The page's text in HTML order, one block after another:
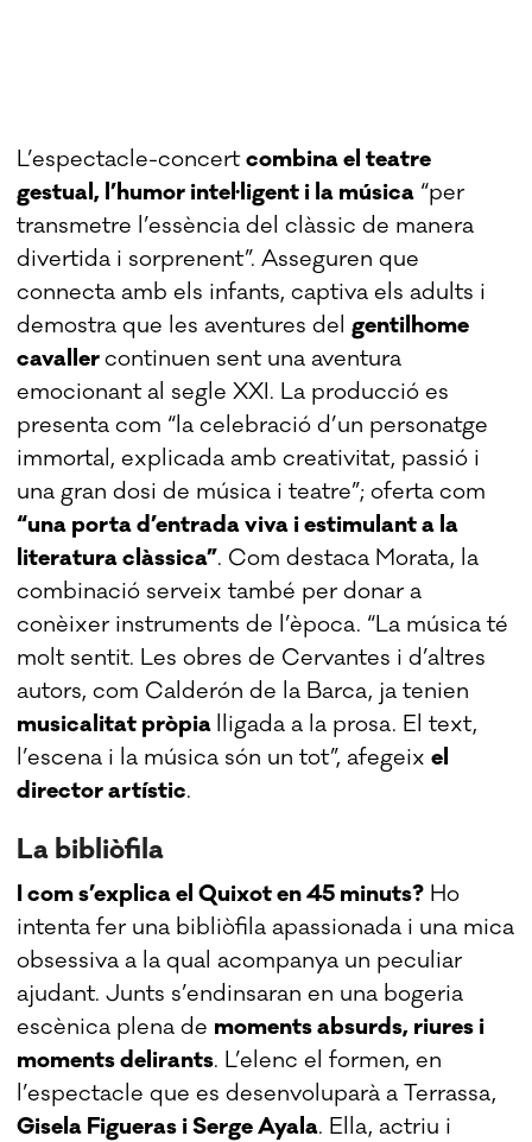
L’espectacle-concertcombina el teatre
gestual, l’humor intel·ligent i la música “per
transmetre l’essència del clàssic de manera
divertida i sorprenent”. Asseguren que
connecta amb els infants, captiva els adults i
demostra que les aventures delgentilhome
cavallercontinuen sent una aventura
emocionant al segle XXI. La producció es
presenta com “la celebració d’un personatge
immortal, explicada amb creativitat, passió i
una gran dosi de música i teatre”; oferta com
“una porta d’entrada viva i estimulant a la
literatura clàssica”. Com destaca Morata, la
combinació serveix també per donar a
conèixer instruments de l’època. “La música té
molt sentit. Les obres de Cervantes i d’altres
autors, com Calderón de la Barca, ja tenien
musicalitat pròpia
lligada a la prosa. El text,
l’escena i la música són un tot”, afegeixel
director artístic.
La bibliòfila
I com s’explica el Quixot en 45 minuts? Ho
intenta fer una bibliòfila apassionada i una mica
obsessiva a la qual acompanya un peculiar
ajudant. Junts s’endinsaran en una bogeria
escènica plena de moments absurds, riures i
moments delirants. L’elenc el formen, en
l’espectacle que es desenvoluparà a Terrassa,
Gisela Figueras i Serge Ayala. Ella, actriu i